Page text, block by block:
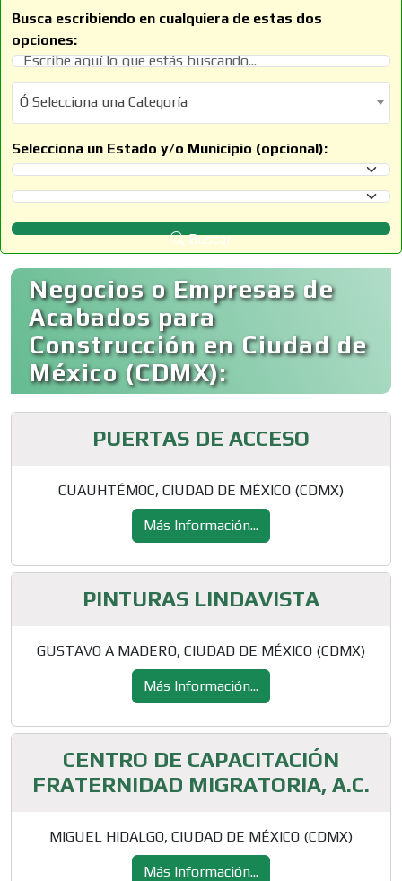
Busca escribiendo en cualquiera de estas dos
opciones:
Ó Selecciona una Categoría
Ó Selecciona una Categoría
Selecciona un Estado y/o Municipio (opcional):
Selecciona un Estado
Selecciona un Municipio
Buscar
Negocios o Empresas de
Acabados para
Construcción en Ciudad de
México (CDMX):
PUERTAS DE ACCESO
CUAUHTÉMOC, CIUDAD DE MÉXICO (CDMX)
Más Información...
PINTURAS LINDAVISTA
GUSTAVO A MADERO, CIUDAD DE MÉXICO (CDMX)
Más Información...
CENTRO DE CAPACITACIÓN
FRATERNIDAD MIGRATORIA, A.C.
MIGUEL HIDALGO, CIUDAD DE MÉXICO (CDMX)
Más Información...